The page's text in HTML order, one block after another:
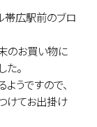
帯広駅前のブロ
のお買い物に
。
うですので、
けてお出掛け